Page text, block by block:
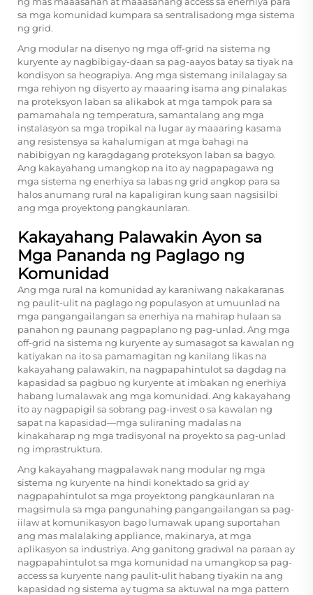
sa mga komunidad kumpara sa sentralisadong mga sistema
ng grid.
Ang modular na disenyo ng mga off-grid na sistema ng
kuryente ay nagbibigay-daan sa pag-aayos batay sa tiyak na
kondisyon sa heograpiya. Ang mga sistemang inilalagay sa
mga rehiyon ng disyerto ay maaaring isama ang pinalakas
na proteksyon laban sa alikabok at mga tampok para sa
pamamahala ng temperatura, samantalang ang mga
instalasyon sa mga tropikal na lugar ay maaaring kasama
ang resistensya sa kahalumigan at mga bahagi na
nabibigyan ng karagdagang proteksyon laban sa bagyo.
Ang kakayahang umangkop na ito ay nagpapagawa ng
mga sistema ng enerhiya sa labas ng grid angkop para sa
halos anumang rural na kapaligiran kung saan nagsisilbi
ang mga proyektong pangkaunlaran.
Kakayahang Palawakin Ayon sa
Mga Pananda ng Paglago ng
Komunidad
Ang mga rural na komunidad ay karaniwang nakakaranas
ng paulit-ulit na paglago ng populasyon at umuunlad na
mga pangangailangan sa enerhiya na mahirap hulaan sa
panahon ng paunang pagpaplano ng pag-unlad. Ang mga
off-grid na sistema ng kuryente ay sumasagot sa kawalan ng
katiyakan na ito sa pamamagitan ng kanilang likas na
kakayahang palawakin, na nagpapahintulot sa dagdag na
kapasidad sa pagbuo ng kuryente at imbakan ng enerhiya
habang lumalawak ang mga komunidad. Ang kakayahang
ito ay nagpapigil sa sobrang pag-invest o sa kawalan ng
sapat na kapasidad—mga suliraning madalas na
kinakaharap ng mga tradisyonal na proyekto sa pag-unlad
ng imprastruktura.
Ang kakayahang magpalawak nang modular ng mga
sistema ng kuryente na hindi konektado sa grid ay
nagpapahintulot sa mga proyektong pangkaunlaran na
magsimula sa mga pangunahing pangangailangan sa pag-
iilaw at komunikasyon bago lumawak upang suportahan
ang mas malalaking appliance, makinarya, at mga
aplikasyon sa industriya. Ang ganitong gradwal na paraan ay
nagpapahintulot sa mga komunidad na umangkop sa pag-
access sa kuryente nang paulit-ulit habang tiyakin na ang
kapasidad ng sistema ay tugma sa aktuwal na mga pattern